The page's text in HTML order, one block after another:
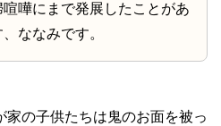
喧嘩にまで発展したことがあ
、ななみです。
家の子供たちは鬼のお面を被っ